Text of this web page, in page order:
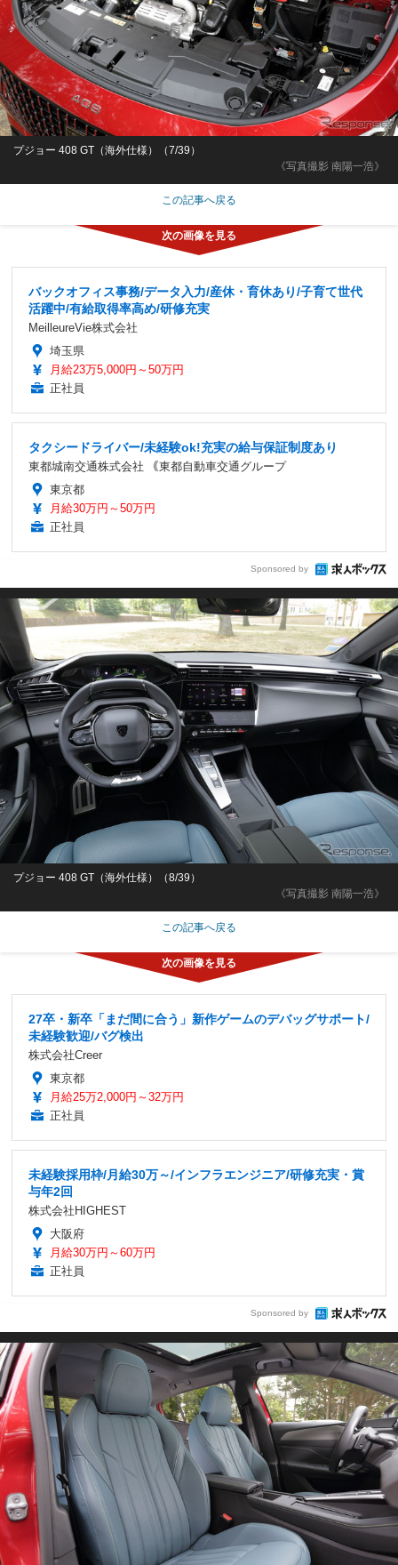
《写真撮影 南陽一浩》
プジョー 408 GT（海外仕様）（7/39）
この記事へ戻る
バックオフィス事務/データ入力/産休・育休あり/子育て世代
活躍中/有給取得率高め/研修充実
MeilleureVie株式会社
埼玉県
月給23万5,000円～50万円
正社員
タクシードライバー/未経験ok!充実の給与保証制度あり
東都城南交通株式会社 ｟東都自動車交通グループ
東京都
月給30万円～50万円
正社員
Sponsored by
《写真撮影 南陽一浩》
プジョー 408 GT（海外仕様）（8/39）
この記事へ戻る
27卒・新卒「まだ間に合う」新作ゲームのデバッグサポート/
未経験歓迎/バグ検出
株式会社Creer
東京都
月給25万2,000円～32万円
正社員
未経験採用枠/月給30万～/インフラエンジニア/研修充実・賞
与年2回
株式会社HIGHEST
大阪府
月給30万円～60万円
正社員
Sponsored by